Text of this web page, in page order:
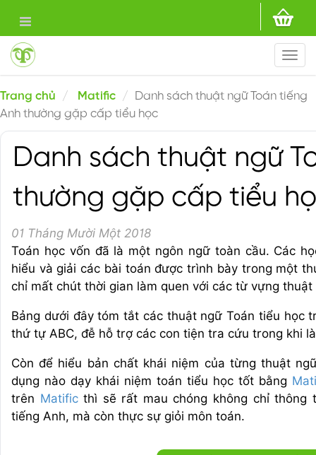
Trang chủ Matific
Danh sách thuật ngữ Toán tiếng
Anh thường gặp cấp tiểu học
Danh sách thuật ngữ
thường gặp cấp tiểu
01 Tháng Mười Một 2018
Toán học vốn đã là một ngôn ngữ toàn cầu. Các
hiểu và giải các bài toán được trình bày trong một
chỉ mất chút thời gian làm quen với các từ vựng
Bảng dưới đây tóm tắt các thuật ngữ Toán tiểu học
thứ tự ABC, đễ hỗ trợ các con tiện tra cứu trong khi
Còn để hiểu bản chất khái niệm của từng thuật
dụng nào dạy khái niệm toán tiểu học tốt bằng
trên Matificthì sẽ rất mau chóng không chỉ thông
tiếng Anh, mà còn thực sự giỏi môn toán.